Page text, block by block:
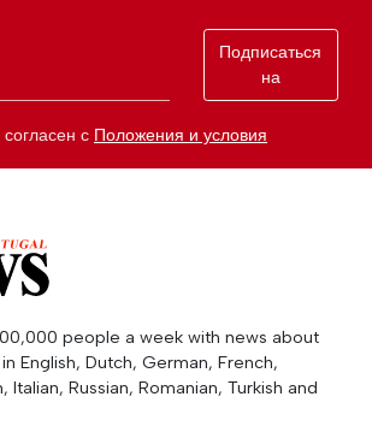
Подписаться
на
с Положения и условия
people a week with news about
English, Dutch, German, French,
Italian, Russian, Romanian, Turkish and